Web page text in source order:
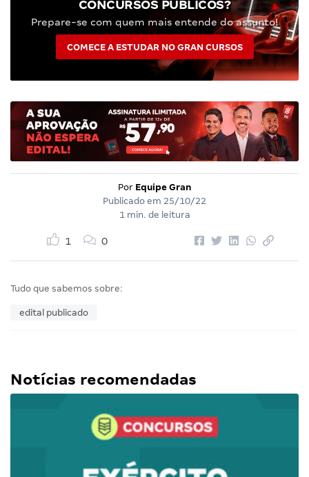
CONCURSOS PÚBLICOS?
Prepare-se com quem mais entende do assunto!
COMECE A ESTUDAR NO GRAN CURSOS
Por Equipe Gran
Publicado em 25/10/22
1 min. de leitura
1 0
Tudo que sabemos sobre:
edital publicado
Notícias recomendadas